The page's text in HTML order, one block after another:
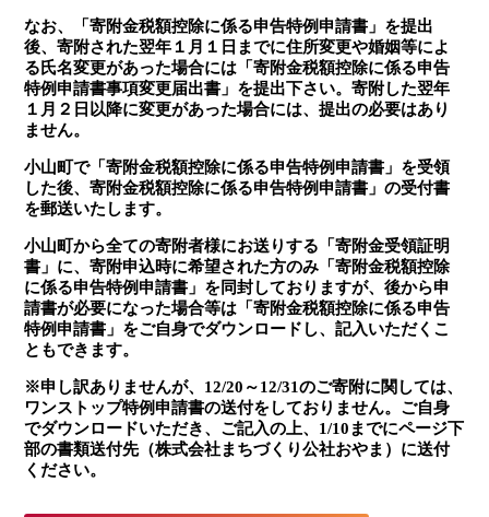
なお、「寄附金税額控除に係る申告特例申請書」を提出
後、寄附された翌年１月１日までに住所変更や婚姻等によ
る氏名変更があった場合には「寄附金税額控除に係る申告
特例申請書事項変更届出書」を提出下さい。寄附した翌年
１月２日以降に変更があった場合には、提出の必要はあり
ません。
小山町で「寄附金税額控除に係る申告特例申請書」を受領
した後、寄附金税額控除に係る申告特例申請書」の受付書
を郵送いたします。
小山町から全ての寄附者様にお送りする「寄附金受領証明
書」に、寄附申込時に希望された方のみ「寄附金税額控除
に係る申告特例申請書」を同封しておりますが、後から申
請書が必要になった場合等は「寄附金税額控除に係る申告
特例申請書」をご自身でダウンロードし、記入いただくこ
ともできます。
※申し訳ありませんが、12/20～12/31のご寄附に関しては、
ワンストップ特例申請書の送付をしておりません。ご自身
でダウンロードいただき、ご記入の上、1/10までにページ下
部の書類送付先（株式会社まちづくり公社おやま）に送付
ください。